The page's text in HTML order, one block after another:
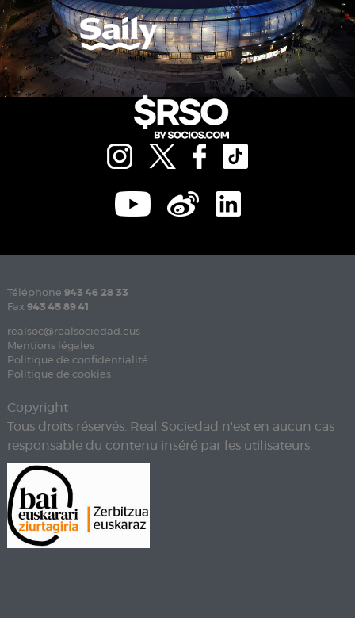
Téléphone 943 46 28 33
Fax 943 45 89 41
realsoc@realsociedad.eus
Mentions légales
Politique de confidentialité
Politique de cookies
Copyright
Tous droits réservés. Real Sociedad n'est en aucun cas
responsable du contenu inséré par les utilisateurs.